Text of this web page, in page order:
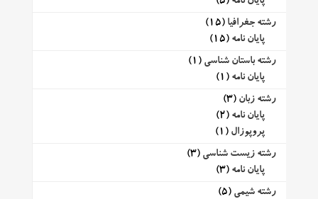
رشته جغرافیا (15)
پایان نامه (15)
رشته باستان شناسی (1)
پایان نامه (1)
رشته زبان (3)
پایان نامه (2)
پروپوزال (1)
رشته زیست شناسی (3)
پایان نامه (3)
رشته شیمی (5)